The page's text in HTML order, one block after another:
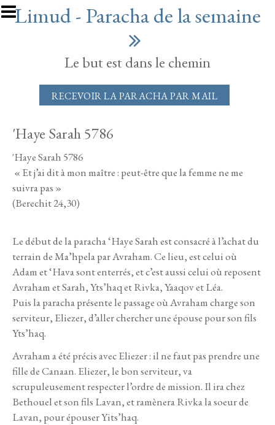
Aller au contenu principal
Limud - Paracha de la semaine
Le but est dans le chemin
RECEVOIR LA PARACHA PAR MAIL
'Haye Sarah 5786
'Haye Sarah 5786
« Et j’ai dit à mon maître : peut-être que la femme ne me
suivra pas »
(Berechit 24,30)
Le début de la paracha ‘Haye Sarah est consacré à l’achat du
terrain de Ma’hpela par Avraham. Ce lieu, est celui où
Adam et ‘Hava sont enterrés, et c’est aussi celui où reposent
Avraham et Sarah, Yts’haq et Rivka, Yaaqov et Léa.
Puis la paracha présente le passage où Avraham charge son
serviteur, Eliezer, d’aller chercher une épouse pour son fils
Yts’haq.
Avraham a été précis avec Eliezer : il ne faut pas prendre une
fille de Canaan. Eliezer, le bon serviteur, va
scrupuleusement respecter l’ordre de mission. Il ira chez
Bethouel et son fils Lavan, et ramènera Rivka la soeur de
Lavan, pour épouser Yits’haq.